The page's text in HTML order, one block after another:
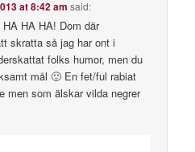
at 8:42 am said:
HA HA! Dom där
skratta så jag har ont i
folks humor, men du
mål 🙂 En fet/ful rabiat
men som älskar vilda negrer